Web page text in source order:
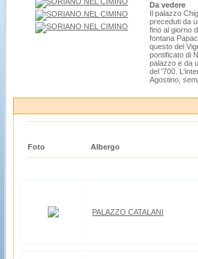
Da vedere
Il palazzo
preceduti da
fino al giorno
fontana
questo del
pontificato di
palazzo e da
del '700.
Agostino,
Foto Albergo
PALAZZO CATALANI